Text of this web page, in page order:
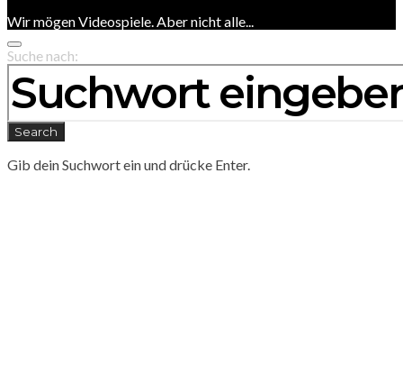
Wir mögen Videospiele. Aber nicht alle...
Suche nach:
Search
Gib dein Suchwort ein und drücke Enter.